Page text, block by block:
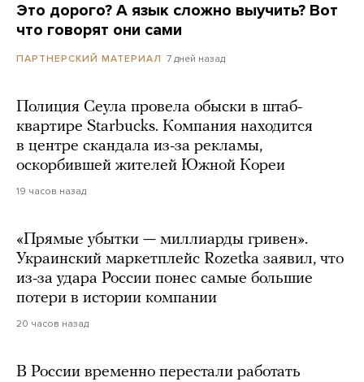
Это дорого? А язык сложно выучить? Вот
что говорят они сами
ПАРТНЕРСКИЙ МАТЕРИАЛ 7 дней назад
Полиция Сеула провела обыски в штаб-
квартире Starbucks. Компания находится
в центре скандала из-за рекламы,
оскорбившей жителей Южной Кореи
19 часов назад
«Прямые убытки — миллиарды гривен».
Украинский маркетплейс Rozetka заявил, что
из-за удара России понес самые большие
потери в истории компании
20 часов назад
В России временно перестали работать